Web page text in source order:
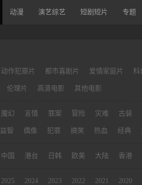
动漫 演艺综艺 短剧短片 专题
动作犯罪片 都市喜剧片 爱情家庭片 科
伦理片 高清电影 其他电影
魔幻 言情 罪案 冒险 灾难 古装
益智 偶像 犯罪 搞笑 热血 经典
中国 港台 日韩 欧美 大陆 香港
2025 2024 2023 2022 2021 2020